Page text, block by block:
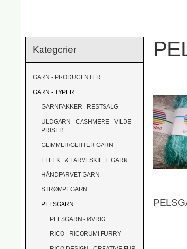
Kategorier
GARN - PRODUCENTER
GARN - TYPER
GARNPAKKER - RESTSALG
ULDGARN - CASHMERE - VILDE
PRISER
GLIMMER/GLITTER GARN
EFFEKT & FARVESKIFTE GARN
HÅNDFARVET GARN
STRØMPEGARN
PELSGARN
PELSGARN - ØVRIG
RICO - RICORUMI FURRY